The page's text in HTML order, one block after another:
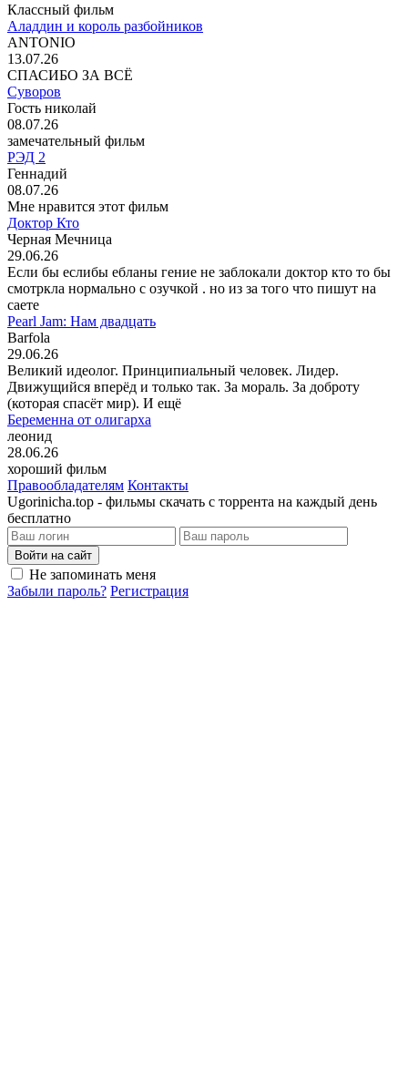
Классный фильм
Аладдин и король разбойников
ANTONIO
13.07.26
СПАСИБО ЗА ВСЁ
Суворов
Гость николай
08.07.26
замечательный фильм
РЭД 2
Геннадий
08.07.26
Мне нравится этот фильм
Доктор Кто
Черная Мечница
29.06.26
Если бы еслибы ебланы гение не заблокали доктор кто то бы
смотркла нормально с озучкой . но из за того что пишут на
саете
Pearl Jam: Нам двадцать
Barfola
29.06.26
Великий идеолог. Принципиальный человек. Лидер.
Движущийся вперёд и только так. За мораль. За доброту
(которая спасёт мир). И ещё
Беременна от олигарха
леонид
28.06.26
хороший фильм
Правообладателям Контакты
Ugorinicha.top - фильмы скачать с торрента на каждый день
бесплатно
Войти на сайт
Не запоминать меня
Забыли пароль? Регистрация